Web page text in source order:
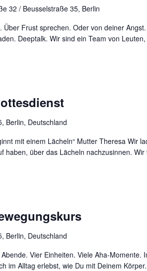
32 / Beusselstraße 35, Berlin
Über Frust sprechen. Oder von deiner
Deeptalk. Wir sind ein Team von
Berlin, Deutschland
mit einem Lächeln“ Mutter Theresa Wir
haben, über das Lächeln nachzusinnen.
Berlin, Deutschland
Vier Einheiten. Viele Aha-Momente.
im Alltag erlebst, wie Du mit Deinem